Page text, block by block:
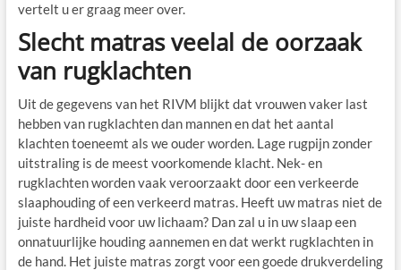
vertelt u er graag meer over.
Slecht matras veelal de oorzaak
van rugklachten
Uit de gegevens van het RIVM blijkt dat vrouwen vaker last
hebben van rugklachten dan mannen en dat het aantal
klachten toeneemt als we ouder worden. Lage rugpijn zonder
uitstraling is de meest voorkomende klacht. Nek- en
rugklachten worden vaak veroorzaakt door een verkeerde
slaaphouding of een verkeerd matras. Heeft uw matras niet de
juiste hardheid voor uw lichaam? Dan zal u in uw slaap een
onnatuurlijke houding aannemen en dat werkt rugklachten in
de hand. Het juiste matras zorgt voor een goede drukverdeling